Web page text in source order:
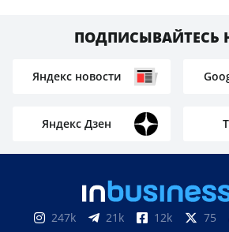
ПОДПИСЫВАЙТЕСЬ
Яндекс новости
Яндекс Дзен
247k 21k 12k 75